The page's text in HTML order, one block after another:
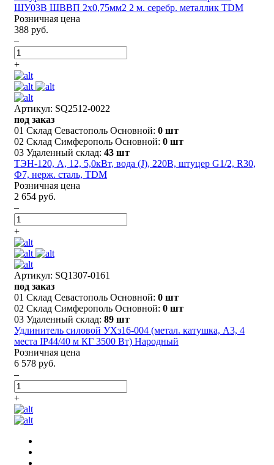
ШУ03В ШВВП 2х0,75мм2 2 м. серебр. металлик TDM
Розничная цена
388 руб.
–
+
Артикул: SQ2512-0022
под заказ
01 Склад Севастополь Основной: 0 шт
02 Склад Симферополь Основной: 0 шт
03 Удаленный склад: 43 шт
ТЭН-120, А, 12, 5,0кВт, вода (J), 220В, штуцер G1/2, R30,
Ф7, нерж. сталь, TDM
Розничная цена
2 654 руб.
–
+
Артикул: SQ1307-0161
под заказ
01 Склад Севастополь Основной: 0 шт
02 Склад Симферополь Основной: 0 шт
03 Удаленный склад: 89 шт
Удлинитель силовой УХз16-004 (метал. катушка, А3, 4
места IP44/40 м КГ 3500 Вт) Народный
Розничная цена
6 578 руб.
–
+